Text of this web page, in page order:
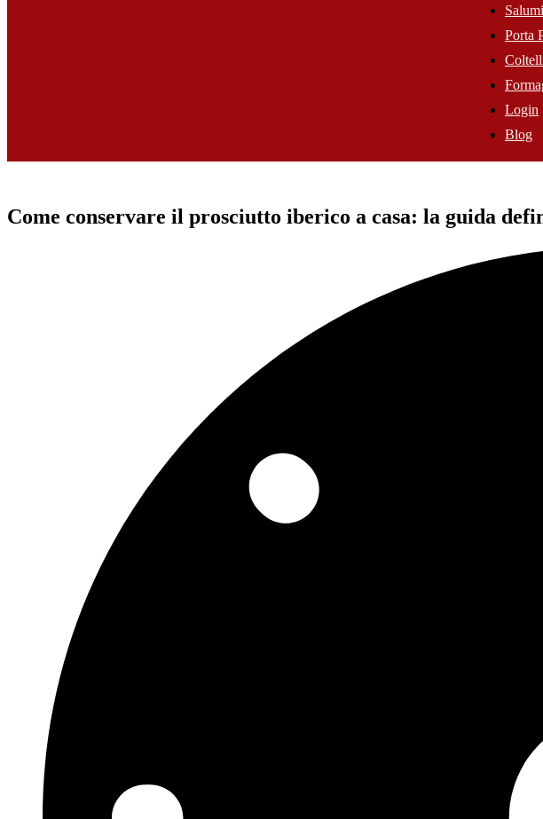
Porta
Login
Blog
Come conservare il prosciutto iberico a casa: la guida